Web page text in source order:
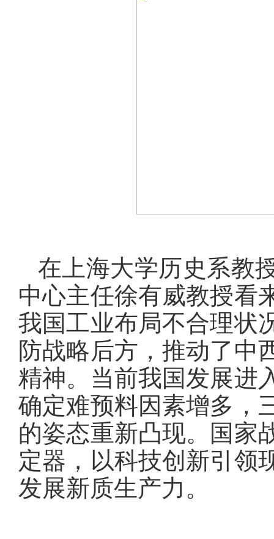
在上海大学历史系教
中心主任徐有威教授看
我国工业布局不合理状
防战略后方，推动了中
精神。当前我国发展进
确定难预料因素增多，
的姿态重新凸现。国家
定器，以科技创新引领
发展新质生产力。